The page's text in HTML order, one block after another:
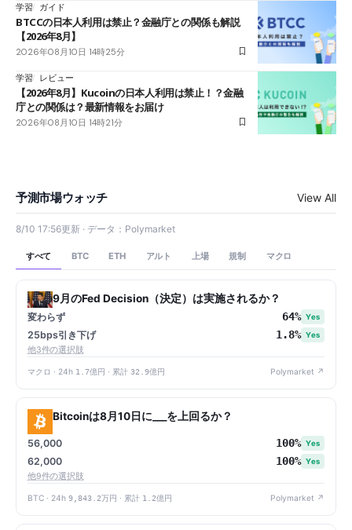
学習 ガイド
BTCCの日本人利用は禁止？金融庁との関係も解説
【2026年8月】
2026年08月10日 14時25分
学習 レビュー
【2026年8月】Kucoinの日本人利用は禁止！？金融
庁との関係は？最新情報をお届け
2026年08月10日 14時21分
予測市場ウォッチ View All
8/10 17:56更新 · データ：Polymarket
すべて BTC ETH アルト 上場 規制 マクロ
9月のFed Decision（決定）は実施されるか？
変わらず 64% Yes
25bps引き下げ 1.8% Yes
他3件の選択肢
マクロ · 24h 1.7億円 · 累計 32.9億円 Polymarket ↗
Bitcoinは8月10日に___を上回るか？
56,000 100% Yes
62,000 100% Yes
他9件の選択肢
BTC · 24h 9,843.2万円 · 累計 1.2億円 Polymarket ↗